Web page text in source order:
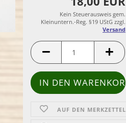
Kein Steuerausweis gem.
Kleinuntern.-Reg. §19 UStG zzgl.
Versand
AUF DEN MERKZETTEL